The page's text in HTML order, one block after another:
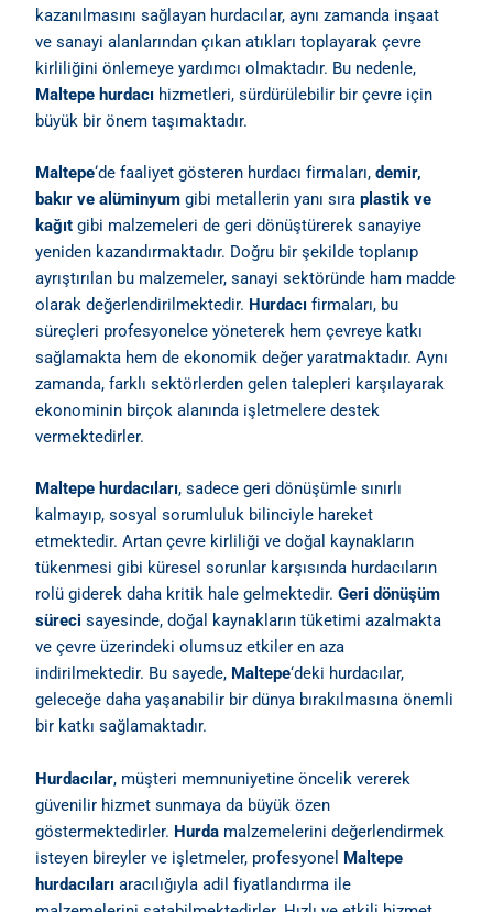
kazanılmasını sağlayan hurdacılar, aynı zamanda inşaat
ve sanayi alanlarından çıkan atıkları toplayarak çevre
kirliliğini önlemeye yardımcı olmaktadır. Bu nedenle,
Maltepe hurdacı hizmetleri, sürdürülebilir bir çevre için
büyük bir önem taşımaktadır.
Maltepe‘de faaliyet gösteren hurdacı firmaları,demir,
bakır ve alüminyum gibi metallerin yanı sıraplastik ve
kağıt gibi malzemeleri de geri dönüştürerek sanayiye
yeniden kazandırmaktadır. Doğru bir şekilde toplanıp
ayrıştırılan bu malzemeler, sanayi sektöründe ham madde
olarak değerlendirilmektedir. Hurdacı firmaları, bu
süreçleri profesyonelce yöneterek hem çevreye katkı
sağlamakta hem de ekonomik değer yaratmaktadır. Aynı
zamanda, farklı sektörlerden gelen talepleri karşılayarak
ekonominin birçok alanında işletmelere destek
vermektedirler.
Maltepe hurdacıları, sadece geri dönüşümle sınırlı
kalmayıp, sosyal sorumluluk bilinciyle hareket
etmektedir. Artan çevre kirliliği ve doğal kaynakların
tükenmesi gibi küresel sorunlar karşısında hurdacıların
rolü giderek daha kritik hale gelmektedir.Geri dönüşüm
süreci sayesinde, doğal kaynakların tüketimi azalmakta
ve çevre üzerindeki olumsuz etkiler en aza
indirilmektedir. Bu sayede, Maltepe‘deki hurdacılar,
geleceğe daha yaşanabilir bir dünya bırakılmasına önemli
bir katkı sağlamaktadır.
Hurdacılar, müşteri memnuniyetine öncelik vererek
güvenilir hizmet sunmaya da büyük özen
göstermektedirler. Hurda malzemelerini değerlendirmek
isteyen bireyler ve işletmeler, profesyonel Maltepe
hurdacıları aracılığıyla adil fiyatlandırma ile